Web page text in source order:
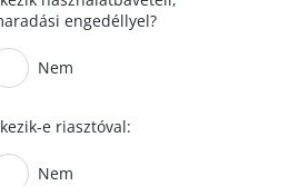
engedéllyel?
Nem
e riasztóval:
Nem